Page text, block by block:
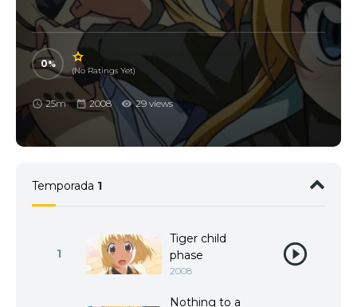
0
(No Ratings Yet)
25m 2008 29 views
Temporada 1
1
Tiger child
phase
2008
Nothing to a